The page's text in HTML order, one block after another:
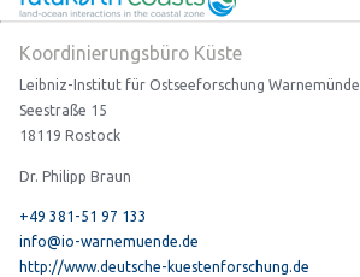
Koordinierungsbüro Küste
Leibniz-Institut für Ostseeforschung Warnemünde
Seestraße 15
18119 Rostock
Dr. Philipp Braun
+49 381-51 97 133
info@io-warnemuende.de
http://www.deutsche-kuestenforschung.de